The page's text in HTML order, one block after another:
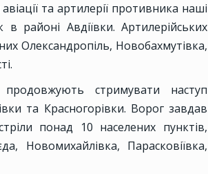
та артилерії противника наші
в районі Авдіївки. Артилерійських
Олександропіль, Новобахмутівка,
стримувати наступ
та Красногорівки. Ворог завдав
понад 10 населених пунктів,
Новомихайлівка, Парасковіївка,